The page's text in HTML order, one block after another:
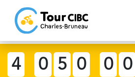
4 0 5 0 0 0